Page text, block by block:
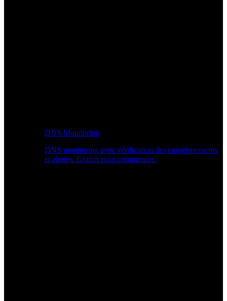
DNS Monitoring
DNS monitoring avec vérification des enregistrements
et alertes. Gratuit pour commencer.